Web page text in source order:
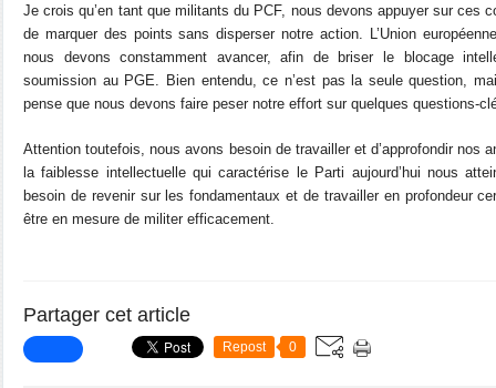
Je crois qu’en tant que militants du PCF, nous devons appuyer sur ces
de marquer des points sans disperser notre action. L’Union
nous devons constamment avancer, afin de briser le blocage
soumission au PGE. Bien entendu, ce n’est pas la seule question,
pense que nous devons faire peser notre effort sur quelques questions-
Attention toutefois, nous avons besoin de travailler et d’approfondir nos
la faiblesse intellectuelle qui caractérise le Parti aujourd’hui nous
besoin de revenir sur les fondamentaux et de travailler en profondeur
être en mesure de militer efficacement.
Partager cet article
Repost 0